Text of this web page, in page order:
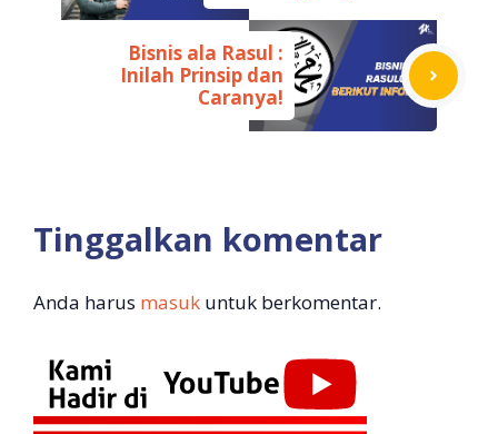
Bisnis ala Rasul :
Inilah Prinsip dan
Caranya!
Tinggalkan komentar
Anda harus masuk untuk berkomentar.